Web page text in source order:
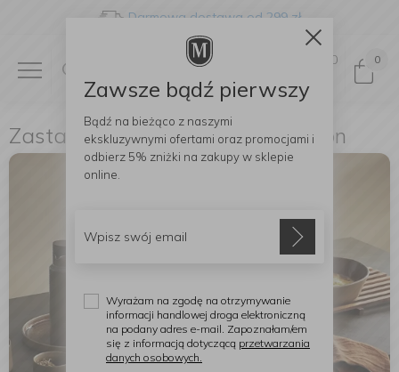
Darmowa dostawa od 299 zł
0 0
Zastawa stołowa - ASA-Selection
Zawsze bądź pierwszy
Bądź na bieżąco z naszymi
ekskluzywnymi ofertami oraz promocjami i
odbierz 5% zniżki na zakupy w sklepie
online.
Wyrażam na zgodę na otrzymywanie
informacji handlowej droga elektroniczną
na podany adres e-mail. Zapoznałam/em
się z informacją dotyczącą przetwarzania
danych osobowych.